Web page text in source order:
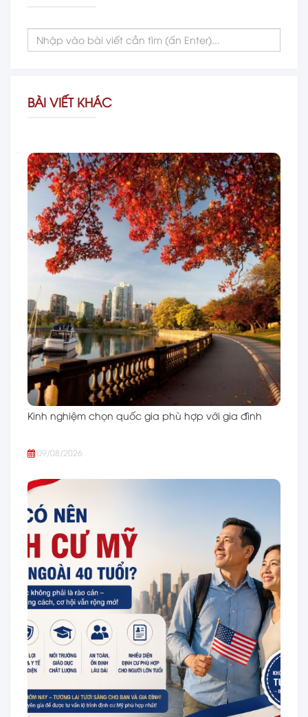
BÀI VIẾT KHÁC
Kinh nghiệm chọn quốc gia phù hợp với gia đình
09/08/2026